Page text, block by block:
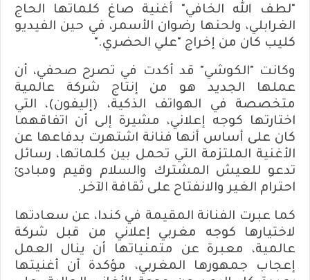
"لطف الله الخافي" أغنية صاغ كلماتها الحاج
الغرابلي، ولحنها رضوان الأسمر، في حين الفيديو
كليب كان من إخراج "علي الحضري."
وكانت "الكوشي" قد أكدت في تصرح صحفي، أن
عملها الجديد هو من إنتاج شركة عالمية
متخصصة في الهواتف الذكية، (إليفون)، التي
اختارتها كوجه إعلاني، مشيرة إلى أن اتفاقهما
كان على أساس أنها فنانة اشتهرت بدفاعها عن
الأغنية الملتزمة التي تحمل بين كلماتها، رسائل
تدعو للعيش المشترك والسلام وقيم ومبادئ
احترام الغير والانفتاح على ثقافة الآخر.
كما عبرت الفنانة المقيمة في كندا، عن سعادتها
لاختيارها كوجه مغربي إعلاني من قبل شركة
عالمية، معبرة عن متمنياتها أن ينال العمل
إعجاب جمهورها المغربي، مؤكدة أن أغنيتها